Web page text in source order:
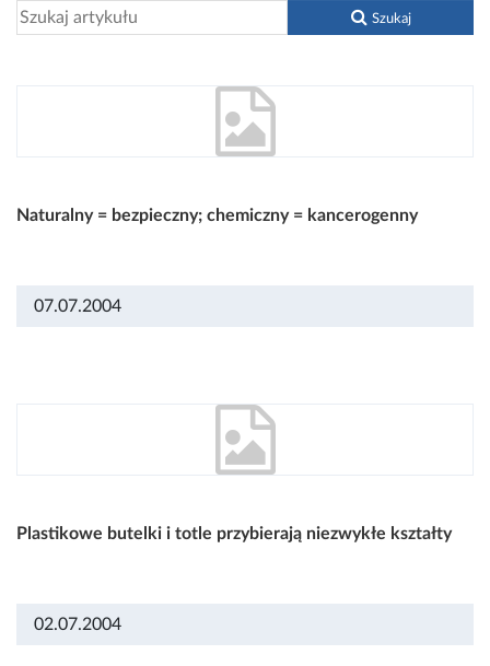
Szukaj
Naturalny = bezpieczny; chemiczny = kancerogenny
07.07.2004
Plastikowe butelki i totle przybierają niezwykłe kształty
02.07.2004